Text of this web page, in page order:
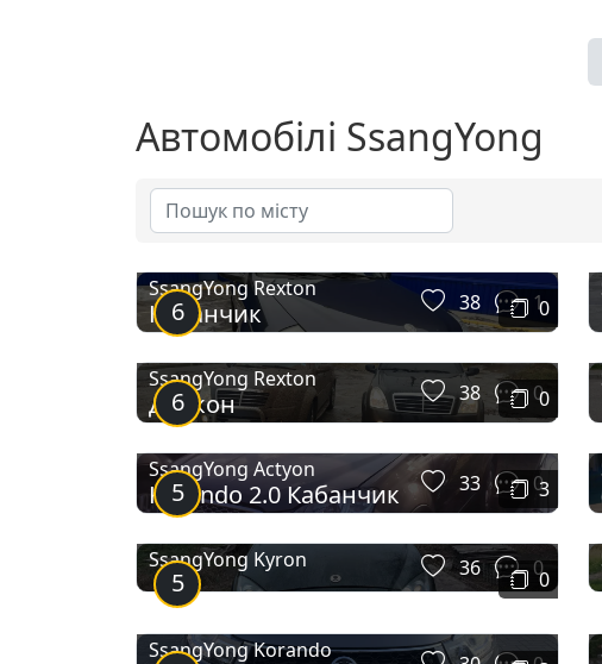
Автомобілі SsangYong
6 0
SsangYong Rexton
Кабанчик 38 1
6 0
SsangYong Rexton
Дракон 38 0
5 3
SsangYong Actyon
Korando 2.0 Кабанчик 33 0
5 0
SsangYong Kyron 36 0
SsangYong Korando